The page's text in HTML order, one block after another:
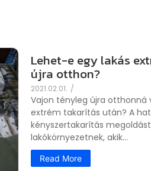
Lehet-e egy lakás
újra otthon?
2021.02.01. /
Vajon tényleg újra otthonná
extrém takarítás után? A
kényszertakarítás
lakókörnyezetnek, akik...
Read More